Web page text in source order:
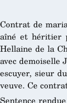
Contrat de
aîné et héritier
Hellaine de la
avec demoiselle
escuyer, sieur
veuve. Ce
Sentence